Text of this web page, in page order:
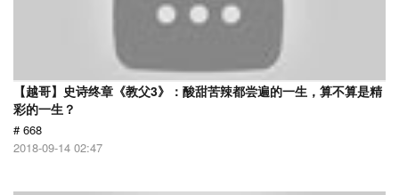
【越哥】史诗终章《教父3》：酸甜苦辣都尝遍的一生，算不算是精
彩的一生？
# 668
2018-09-14 02:47